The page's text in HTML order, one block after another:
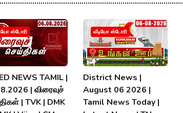
ஸ்டோரி
NEWS TAMIL |
| விரைவுச்
| TVK | DMK
வீடியோ ஸ்டோரி
District News |
August 06 2026 |
Tamil News Today |